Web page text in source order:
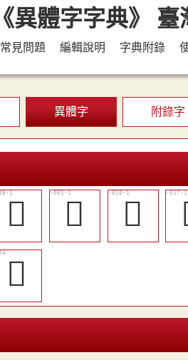
常見問題 編輯說明 字典附錄
異體字 附錄字
󶘠 𨹧 󶘢
󶘝